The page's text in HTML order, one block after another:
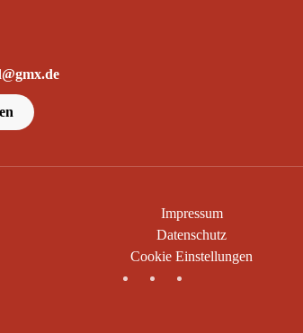
Impressum
Datenschutz
Cookie Einstellungen